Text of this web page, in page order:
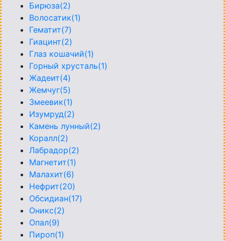
Бирюза(2)
Волосатик(1)
Гематит(7)
Гиацинт(2)
Глаз кошачий(1)
Горный хрусталь(1)
Жадеит(4)
Жемчуг(5)
Змеевик(1)
Изумруд(2)
Камень лунный(2)
Коралл(2)
Лабрадор(2)
Магнетит(1)
Малахит(6)
Нефрит(20)
Обсидиан(17)
Оникс(2)
Опал(9)
Пироп(1)